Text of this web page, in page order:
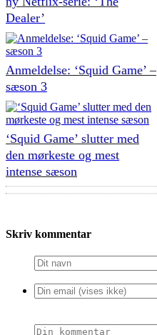
Dealer’
Anmeldelse: ‘Squid Game’ –
sæson 3
‘Squid Game’ slutter med
den mørkeste og mest
intense sæson
Skriv kommentar